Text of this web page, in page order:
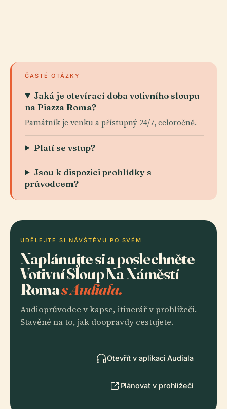
ČASTÉ OTÁZKY
Jaká je otevírací doba votivního sloupu
na Piazza Roma?
Památník je venku a přístupný 24/7, celoročně.
Platí se vstup?
Jsou k dispozici prohlídky s
průvodcem?
UDĚLEJTE SI NÁVŠTĚVU PO SVÉM
Naplánujte si a poslechněte
Votivní Sloup Na Náměstí
Romas Audiala.
Audioprůvodce v kapse, itinerář v prohlížeči.
Stavěné na to, jak doopravdy cestujete.
Otevřít v aplikaci Audiala
Plánovat v prohlížeči